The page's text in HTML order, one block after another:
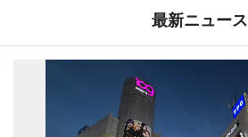
最新ニュース